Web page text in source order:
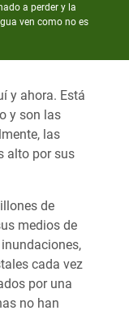
a perder y la
ven como no es
y ahora. Está
y son las
las
alto por sus
de
medios de
cada vez
por una
no han